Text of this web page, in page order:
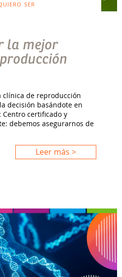
SER
la mejor
clínica de reproducción
decisión basándote en
Centro certificado y
debemos asegurarnos de
Leer más >